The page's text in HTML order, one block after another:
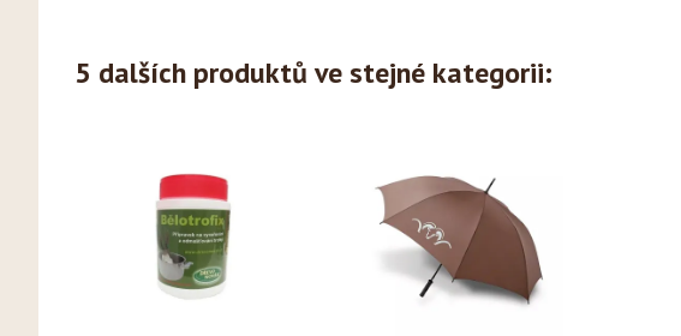
5 dalších produktů ve stejné kategorii: